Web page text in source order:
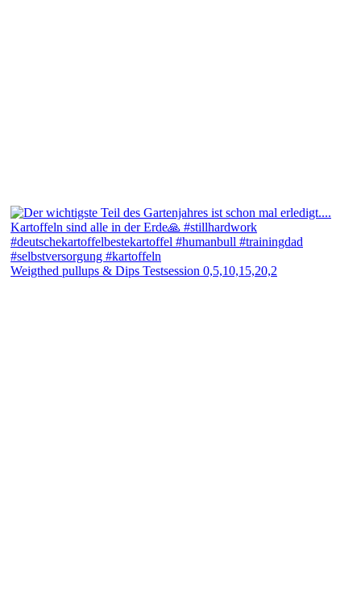
Weigthed pullups & Dips Testsession 0,5,10,15,20,2